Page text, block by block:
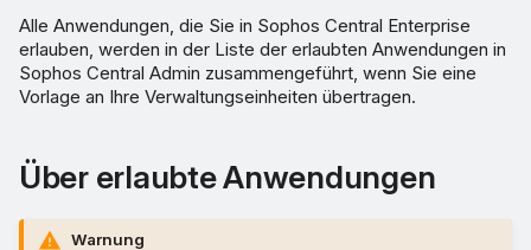
中文（繁體）
Erkennung einer Anwendung
erneut starten
Alle Anwendungen, die Sie in Sophos Central Enterprise
erlauben, werden in der Liste der erlaubten Anwendungen in
Sophos Central Admin zusammengeführt, wenn Sie eine
Vorlage an Ihre Verwaltungseinheiten übertragen.
Über erlaubte Anwendungen
Warnung